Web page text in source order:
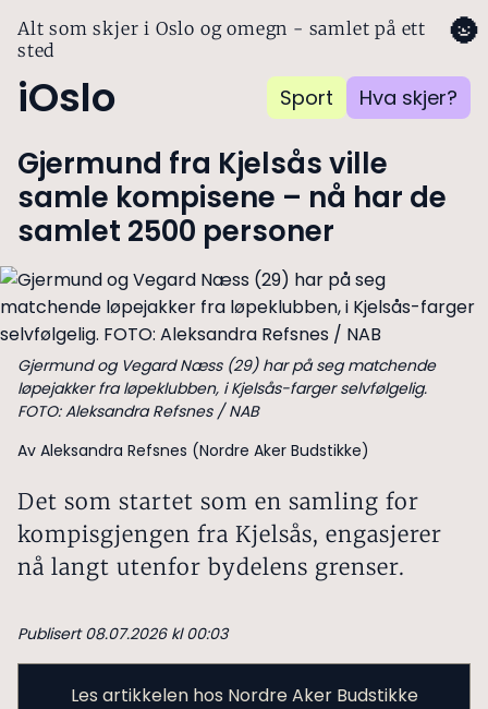
Alt som skjer i Oslo og omegn - samlet på ett
sted
iOslo Sport Hva skjer?
🌚
Gjermund fra Kjelsås ville
samle kompisene – nå har de
samlet 2500 personer
Gjermund og Vegard Næss (29) har på seg matchende
løpejakker fra løpeklubben, i Kjelsås-farger selvfølgelig.
FOTO: Aleksandra Refsnes / NAB
Av Aleksandra Refsnes (Nordre Aker Budstikke)
Det som startet som en samling for
kompisgjengen fra Kjelsås, engasjerer
nå langt utenfor bydelens grenser.
Publisert 08.07.2026 kl 00:03
Les artikkelen hos Nordre Aker Budstikke